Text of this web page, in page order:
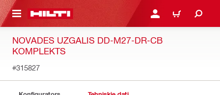
SATURU PIESLĒGTIES VAI
IEPIRKŠANĀS
NOVADES UZGALIS DD-M27-DR-CB
KOMPLEKTS
#315827